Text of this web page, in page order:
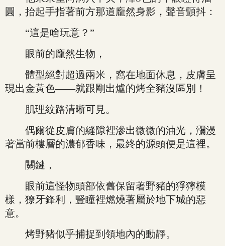
圓，抬起手指著前方那道龐然身影，聲音顫抖：
“這是啥玩意？”
眼前的龐然生物，
體型絕對超過兩米，窩在地面休息，皮膚呈
現出金黃色——就跟剛出爐的烤全豬沒區別！
肌理紋路清晰可見。
偶爾從皮膚的縫隙裡滲出微微的油光，瀰漫
著當前樓層的濃郁香味，最終的源頭便是這裡。
關鍵，
眼前這怪物頭部依舊保留著野豬的猙獰模
樣，獠牙鋒利，豎瞳裡燃燒著屬於地下城的惡
意。
烤野豬似乎捕捉到領地內的動靜。